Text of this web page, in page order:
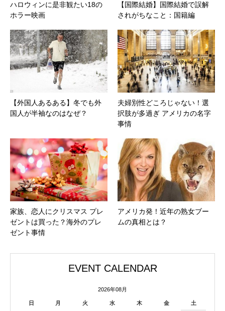
ハロウィンに是非観たい18の
ホラー映画
【国際結婚】国際結婚で誤解
されがちなこと：国籍編
【外国人あるある】冬でも外
国人が半袖なのはなぜ？
夫婦別性どころじゃない！選
択肢が多過ぎ アメリカの名字
事情
家族、恋人にクリスマス プレ
ゼントは買った？海外のプレ
ゼント事情
アメリカ発！近年の熟女ブー
ムの真相とは？
EVENT CALENDAR
2026年08月
日 月 火 水 木 金 土